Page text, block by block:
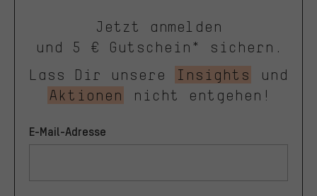
Jetzt anmelden
und 5 € Gutschein* sichern.
Lass Dir unsere
Insights
und
Aktionen
nicht entgehen!
E-Mail-Adresse